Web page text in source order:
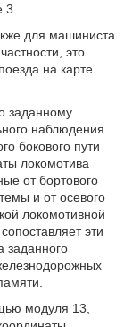
для машиниста
это
на карте
заданному
наблюдения
бокового пути
локомотива
от бортового
и от осевого
локомотивной
эти
заданного
модуля 13,